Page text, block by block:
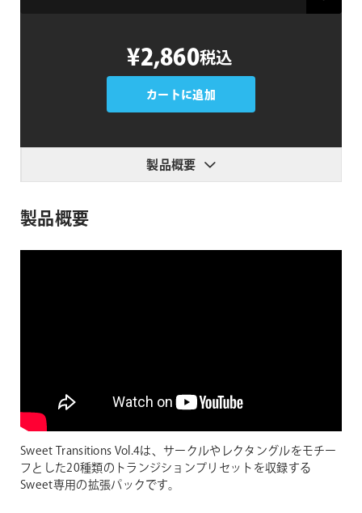
¥2,860税込
カートに追加
製品概要
製品概要
Sweet Transitions Vol.4は、サークルやレクタングルをモチー
フとした20種類のトランジションプリセットを収録する
Sweet専用の拡張パックです。